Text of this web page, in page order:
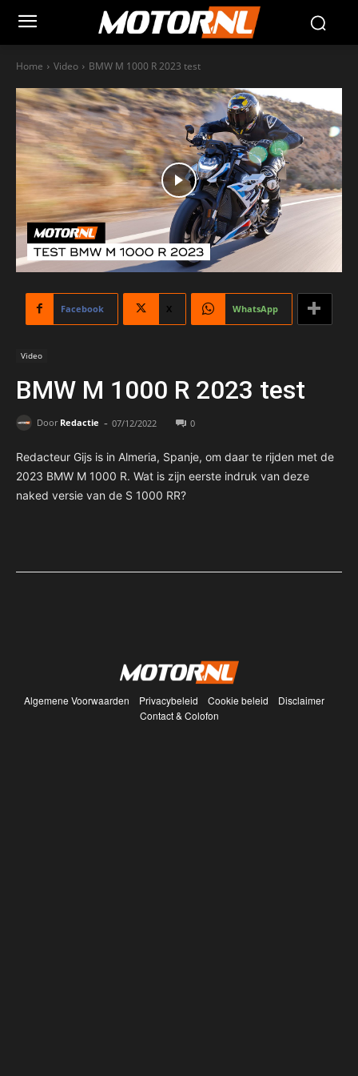
Home Video BMW M 1000 R 2023 test
Facebook X WhatsApp
Video
BMW M 1000 R 2023 test
Door Redactie - 07/12/2022 0
Redacteur Gijs is in Almeria, Spanje, om daar te rijden met de
2023 BMW M 1000 R. Wat is zijn eerste indruk van deze
naked versie van de S 1000 RR?
Algemene Voorwaarden Privacybeleid Cookie beleid
Disclaimer
Contact & Colofon